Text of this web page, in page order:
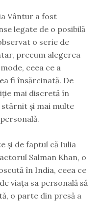
Vântur a fost
legate de o posibilă
o serie de
precum alegerea
ceea ce a
fi însărcinată. De
mai discretă în
stârnit și mai multe
și de faptul că Iulia
Salman Khan, o
în India, ceea ce
viața sa personală să
o parte din presă a